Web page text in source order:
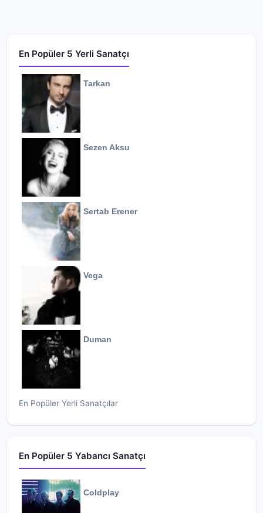
En Popüler 5 Yerli Sanatçı
Tarkan
Sezen Aksu
Sertab Erener
Vega
Duman
En Popüler Yerli Sanatçılar
En Popüler 5 Yabancı Sanatçı
Coldplay